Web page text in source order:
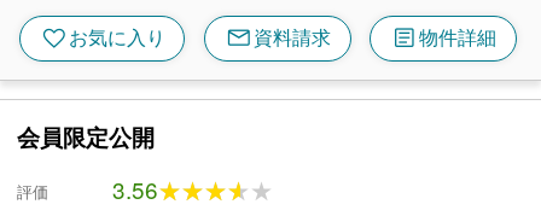
favoriteお気に入り mail資料請求 article物件詳細
会員限定公開
評価 3.56★★★★★
★★★★★